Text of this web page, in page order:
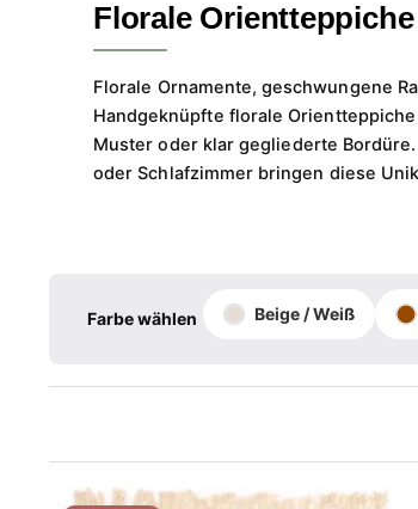
Florale Orientteppiche
Florale Ornamente, geschwungene
Handgeknüpfte florale
Muster oder klar gegliederte
oder Schlafzimmer bringen diese
Farbe wählen Beige / Weiß